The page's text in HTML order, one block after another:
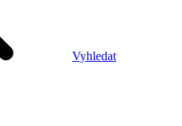
Vyhledat